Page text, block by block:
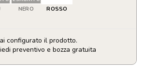
NERO ROSSO
configurato il prodotto.
preventivo e bozza gratuita